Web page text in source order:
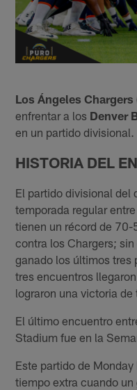
Los Ángeles Chargers
enfrentar a los Denver
en un partido divisional.
HISTORIA DEL
El partido divisional del
temporada regular
tienen un récord de
contra los Chargers;
ganado los últimos tres
tres encuentros
lograron una victoria de
El último encuentro
Stadium fue en la
Este partido de
tiempo extra cuando